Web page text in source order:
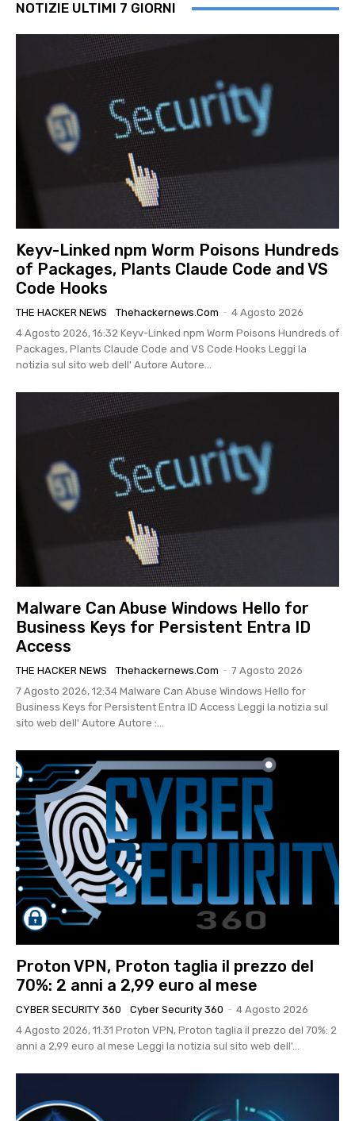
NOTIZIE ULTIMI 7 GIORNI
Keyv-Linked npm Worm Poisons Hundreds
of Packages, Plants Claude Code and VS
Code Hooks
THE HACKER NEWS Thehackernews.com - 4 Agosto 2026
4 Agosto 2026, 16:32 Keyv-Linked npm Worm Poisons Hundreds of
Packages, Plants Claude Code and VS Code Hooks Leggi la
notizia sul sito web dell' Autore Autore...
Malware Can Abuse Windows Hello for
Business Keys for Persistent Entra ID
Access
THE HACKER NEWS Thehackernews.com - 7 Agosto 2026
7 Agosto 2026, 12:34 Malware Can Abuse Windows Hello for
Business Keys for Persistent Entra ID Access Leggi la notizia sul
sito web dell' Autore Autore :...
Proton VPN, Proton taglia il prezzo del
70%: 2 anni a 2,99 euro al mese
CYBER SECURITY 360 Cyber Security 360 - 4 Agosto 2026
4 Agosto 2026, 11:31 Proton VPN, Proton taglia il prezzo del 70%: 2
anni a 2,99 euro al mese Leggi la notizia sul sito web dell'...